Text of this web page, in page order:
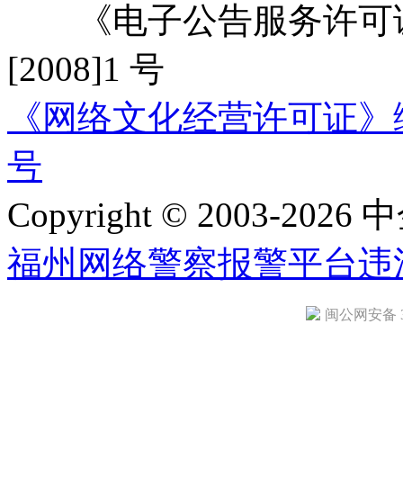
《电子公告服务许可
[2008]1 号
《网络文化经营许可证
号
Copyright © 2003-2026
福州网络警察报警平台违
闽公网安备